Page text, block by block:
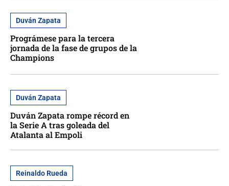
Duván Zapata
Prográmese para la tercera
jornada de la fase de grupos de la
Champions
Duván Zapata
Duván Zapata rompe récord en
la Serie A tras goleada del
Atalanta al Empoli
Reinaldo Rueda